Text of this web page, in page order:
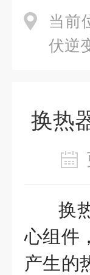
当前
伏逆
换热
换
心组件
产生的